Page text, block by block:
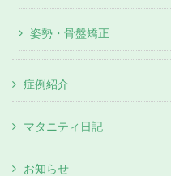
姿勢・骨盤矯正
症例紹介
マタニティ日記
お知らせ